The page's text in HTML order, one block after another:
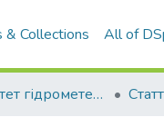
& Collections All of
05. Факультет гідрометеорології і екології